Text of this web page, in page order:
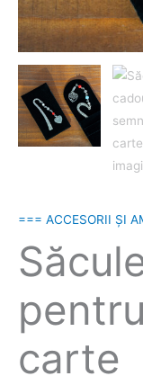
=== ACCESORII ȘI
carte